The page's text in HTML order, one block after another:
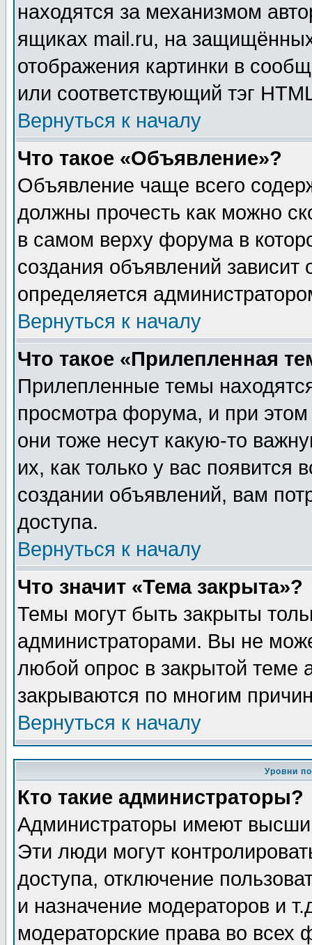
находятся за механизмом
ящиках mail.ru, на
отображения картинки в
или соответствующий тэг
Вернуться к началу
Что такое «Объявление»?
Объявление чаще всего
должны прочесть как можно
в самом верху форума в
создания объявлений зависит
определяется
Вернуться к началу
Что такое «Прилепленная
Прилепленные темы
просмотра форума, и при
они тоже несут какую-то
их, как только у вас появится
создании объявлений, вам
доступа.
Вернуться к началу
Что значит «Тема закрыта»?
Темы могут быть закрыты
администраторами. Вы не
любой опрос в закрытой теме
закрываются по многим
Вернуться к началу
Уровни
Кто такие администраторы?
Администраторы имеют
Эти люди могут
доступа, отключение
и назначение модераторов и
модераторские права во всех